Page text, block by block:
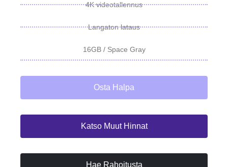
4K videotallennus
Langaton lataus
16GB / Space Gray
Osta Halpa
Katso Muut Hinnat
Hae Rahoitusta